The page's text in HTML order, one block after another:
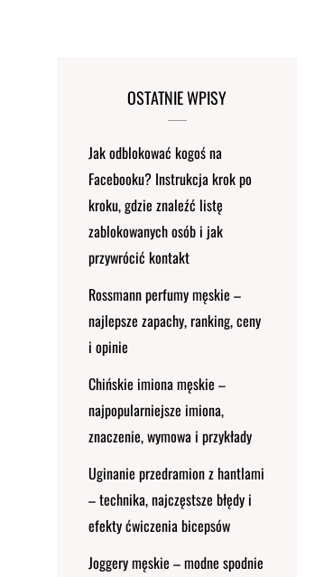
OSTATNIE WPISY
Jak odblokować kogoś na
Facebooku? Instrukcja krok po
kroku, gdzie znaleźć listę
zablokowanych osób i jak
przywrócić kontakt
Rossmann perfumy męskie –
najlepsze zapachy, ranking, ceny
i opinie
Chińskie imiona męskie –
najpopularniejsze imiona,
znaczenie, wymowa i przykłady
Uginanie przedramion z hantlami
– technika, najczęstsze błędy i
efekty ćwiczenia bicepsów
Joggery męskie – modne spodnie